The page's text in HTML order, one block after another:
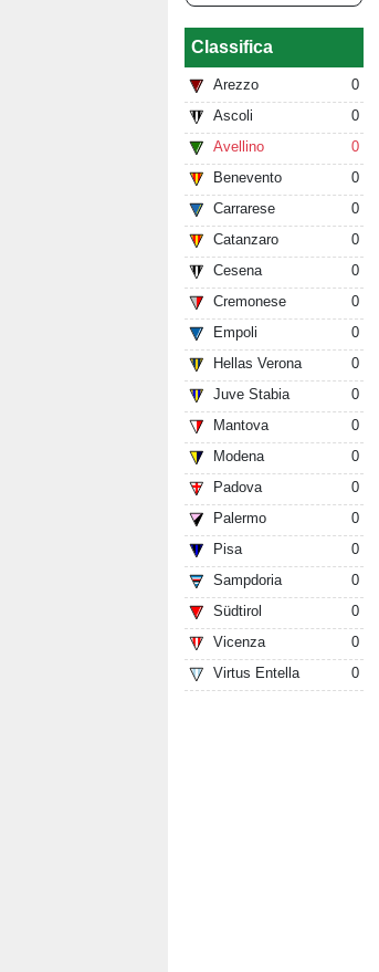
Classifica
Arezzo
0
Ascoli
0
Avellino
0
Benevento
0
Carrarese
0
Catanzaro
0
Cesena
0
Cremonese
0
Empoli
0
Hellas Verona
0
Juve Stabia
0
Mantova
0
Modena
0
Padova
0
Palermo
0
Pisa
0
Sampdoria
0
Südtirol
0
Vicenza
0
Virtus Entella
0